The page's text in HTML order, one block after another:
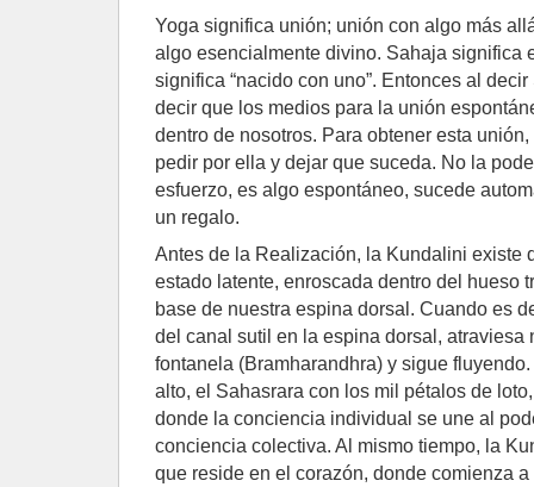
Yoga significa unión; unión con algo más
algo esencialmente divino. Sahaja significa
significa “nacido con uno”. Entonces al
decir que los medios para la unión
dentro de nosotros. Para obtener esta
pedir por ella y dejar que suceda. No la
esfuerzo, es algo espontáneo, sucede
un regalo.
Antes de la Realización, la Kundalini existe
estado latente, enroscada dentro del hueso
base de nuestra espina dorsal. Cuando es
del canal sutil en la espina dorsal, atraviesa
fontanela (Bramharandhra) y sigue
alto, el Sahasrara con los mil pétalos de
donde la conciencia individual se une al
conciencia colectiva. Al mismo tiempo, la
que reside en el corazón, donde comienza